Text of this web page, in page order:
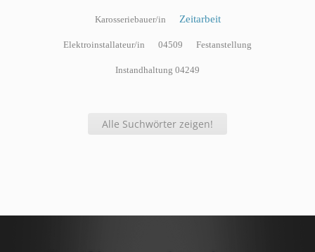
Karosseriebauer/in Zeitarbeit
Elektroinstallateur/in 04509 Festanstellung
Instandhaltung 04249
Alle Suchwörter zeigen!